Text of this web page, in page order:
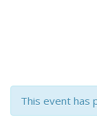
This event has